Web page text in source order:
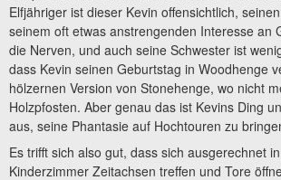
Elfjähriger ist dieser Kevin offensichtlich,
seinem oft etwas anstrengenden Interesse an
die Nerven, und auch seine Schwester ist
dass Kevin seinen Geburtstag in Woodhenge
hölzernen Version von Stonehenge, wo nicht
Holzpfosten. Aber genau das ist Kevins Ding
aus, seine Phantasie auf Hochtouren zu
Es trifft sich also gut, dass sich ausgerechnet
Kinderzimmer Zeitachsen treffen und Tore